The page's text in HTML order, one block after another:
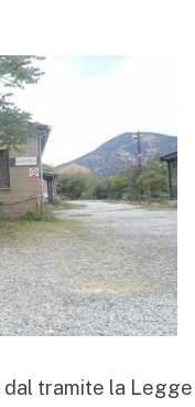
dal tramite la Legge